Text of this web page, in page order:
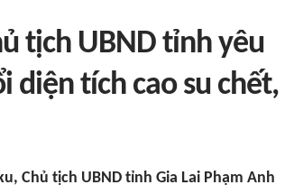
tịch UBND tỉnh yêu
diện tích cao su chết,
Chủ tịch UBND tỉnh Gia Lai Phạm Anh